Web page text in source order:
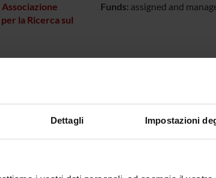
Dettagli Impostazioni
Associazione
la Ricerca sul
Funds: assigned and
Full Professor
Anatomy Section